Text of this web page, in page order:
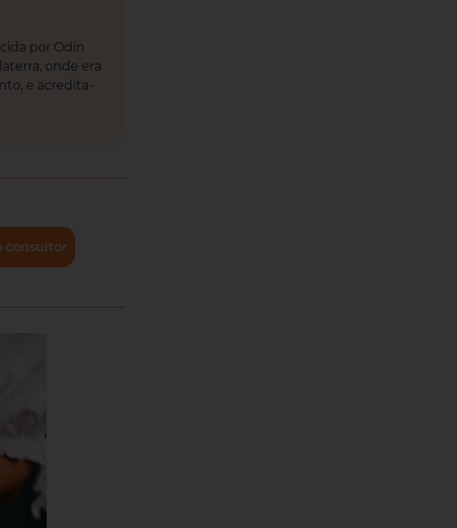
por Odin
onde era
e acredita-
consultor